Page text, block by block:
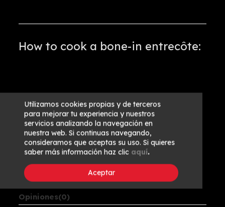
How to cook a bone-in entrecôte:
Opiniones(0)
Utilizamos cookies propias y de terceros
para mejorar tu experiencia y nuestros
servicios analizando la navegación en
nuestra web. Si continuas navegando,
consideramos que aceptas su uso. Si quieres
saber más información haz clic aquí.
Aceptar